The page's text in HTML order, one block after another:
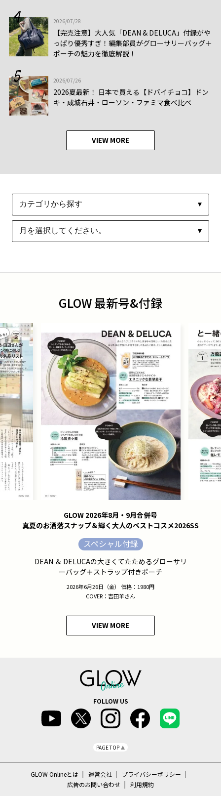
2026/07/28
【完売注意】大人気「DEAN & DELUCA」付録がや
っぱり優秀すぎ！編集部員がグローサリーバッグ＋
ポーチの魅力を徹底解説！
2026/07/26
2026夏最新！ 日本で買える【ドバイチョコ】ドン
キ・成城石井・ローソン・ファミマ食べ比べ
VIEW MORE
GLOW 最新号&付録
GLOW 2026年8月・9月合併号
真夏のお洒落スナップ＆輝く大人のベストコスメ2026SS
スペシャル付録
DEAN ＆ DELUCAの大きくてたためるグローサリ
ーバッグ＋ストラップ付きポーチ
2026年6月26日（金） 価格：1980円
COVER：吉田羊さん
VIEW MORE
FOLLOW US
PAGE TOP
GLOW Onlineとは 運営会社
プライバシーポリシー
広告のお問い合わせ
利用規約